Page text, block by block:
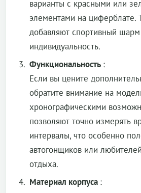
варианты с красными или
элементами на циферблате.
добавляют спортивный
индивидуальность.
Функциональность :
Если вы цените
обратите внимание на
хронографическими
позволяют точно измерять
интервалы, что особенно
автогонщиков или
отдыха.
Материал корпуса :